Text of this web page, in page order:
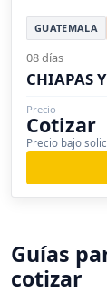
GUATEMALA
08 días
CHIAPAS
Precio
Cotizar
Precio bajo
Guías
cotizar